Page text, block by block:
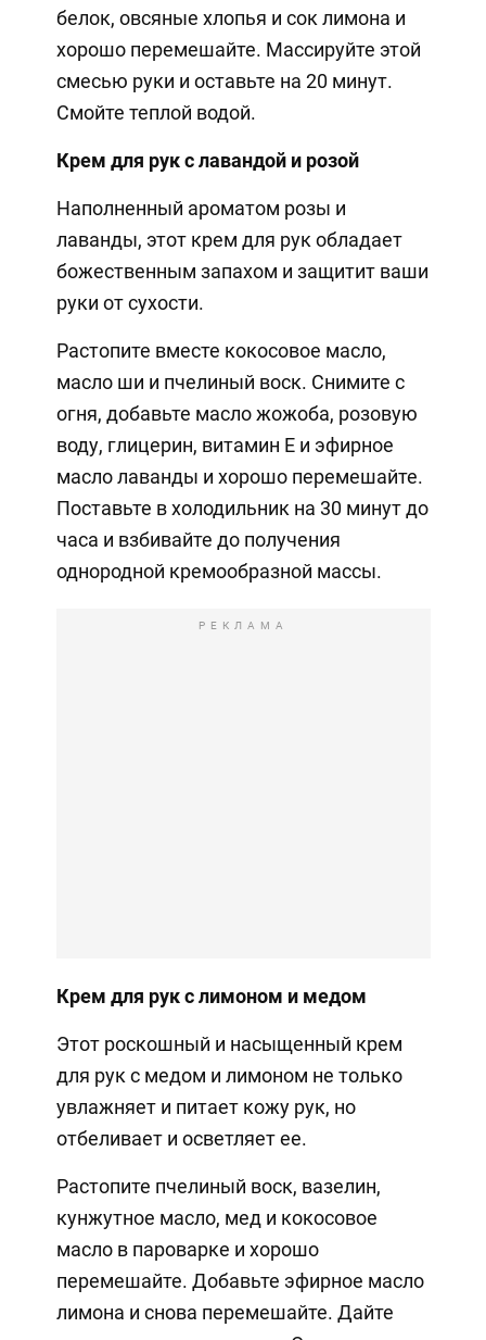
белок, овсяные хлопья и сок лимона и
хорошо перемешайте. Массируйте этой
смесью руки и оставьте на 20 минут.
Смойте теплой водой.
Крем для рук с лавандой и розой
Наполненный ароматом розы и
лаванды, этот крем для рук обладает
божественным запахом и защитит ваши
руки от сухости.
Растопите вместе кокосовое масло,
масло ши и пчелиный воск. Снимите с
огня, добавьте масло жожоба, розовую
воду, глицерин, витамин Е и эфирное
масло лаванды и хорошо перемешайте.
Поставьте в холодильник на 30 минут до
часа и взбивайте до получения
однородной кремообразной массы.
РЕКЛАМА
Крем для рук с лимоном и медом
Этот роскошный и насыщенный крем
для рук с медом и лимоном не только
увлажняет и питает кожу рук, но
отбеливает и осветляет ее.
Растопите пчелиный воск, вазелин,
кунжутное масло, мед и кокосовое
масло в пароварке и хорошо
перемешайте. Добавьте эфирное масло
лимона и снова перемешайте. Дайте